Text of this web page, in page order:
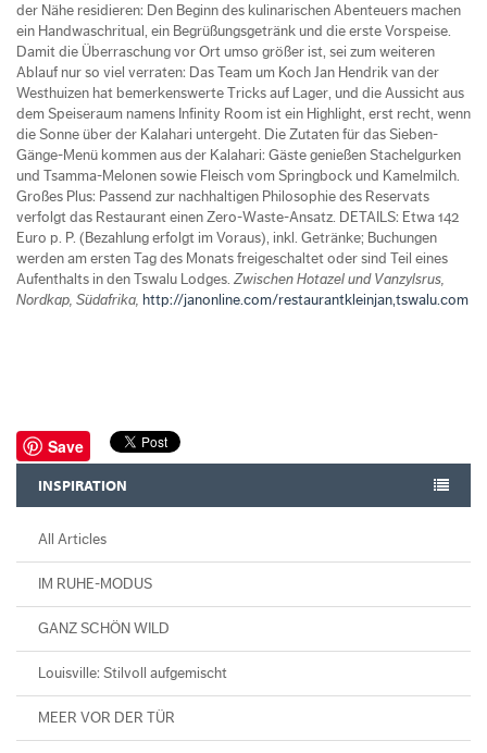
der Nähe residieren: Den Beginn des kulinarischen Abenteuers machen
ein Handwaschritual, ein Begrüßungsgetränk und die erste Vorspeise.
Damit die Überraschung vor Ort umso größer ist, sei zum weiteren
Ablauf nur so viel verraten: Das Team um Koch Jan Hendrik van der
Westhuizen hat bemerkenswerte Tricks auf Lager, und die Aussicht aus
dem Speiseraum namens Infinity Room ist ein Highlight, erst recht, wenn
die Sonne über der Kalahari untergeht. Die Zutaten für das Sieben-
Gänge-Menü kommen aus der Kalahari: Gäste genießen Stachelgurken
und Tsamma-Melonen sowie Fleisch vom Springbock und Kamelmilch.
Großes Plus: Passend zur nachhaltigen Philosophie des Reservats
verfolgt das Restaurant einen Zero-Waste-Ansatz. DETAILS: Etwa 142
Euro p. P. (Bezahlung erfolgt im Voraus), inkl. Getränke; Buchungen
werden am ersten Tag des Monats freigeschaltet oder sind Teil eines
Aufenthalts in den Tswalu Lodges. Zwischen Hotazel und Vanzylsrus,
Nordkap, Südafrika, http://janonline.com/restaurantkleinjan,tswalu.com
Save
INSPIRATION
All Articles
IM RUHE-MODUS
GANZ SCHÖN WILD
Louisville: Stilvoll aufgemischt
MEER VOR DER TÜR